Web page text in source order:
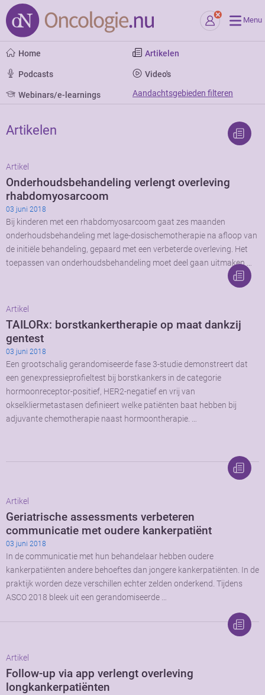
Menu
Home Artikelen
Podcasts Video's
Webinars/e-learnings Aandachtsgebieden filteren
Artikelen
Artikel
Onderhoudsbehandeling verlengt overleving
rhabdomyosarcoom
03 juni 2018
Bij kinderen met een rhabdomyosarcoom gaat zes maanden
onderhoudsbehandeling met lage-dosischemotherapie na afloop van
de initiële behandeling, gepaard met een verbeterde overleving. Het
toepassen van onderhoudsbehandeling moet deel gaan uitmaken …
Artikel
TAILORx: borstkankertherapie op maat dankzij
gentest
03 juni 2018
Een grootschalig gerandomiseerde fase 3-studie demonstreert dat
een genexpressieprofieltest bij borstkankers in de categorie
hormoonreceptor-positief, HER2-negatief en vrij van
okselkliermetastasen definieert welke patiënten baat hebben bij
adjuvante chemotherapie naast hormoontherapie. …
Artikel
Geriatrische assessments verbeteren
communicatie met oudere kankerpatiënt
03 juni 2018
In de communicatie met hun behandelaar hebben oudere
kankerpatiënten andere behoeftes dan jongere kankerpatiënten. In de
praktijk worden deze verschillen echter zelden onderkend. Tijdens
ASCO 2018 bleek uit een gerandomiseerde …
Artikel
Follow-up via app verlengt overleving
longkankerpatiënten